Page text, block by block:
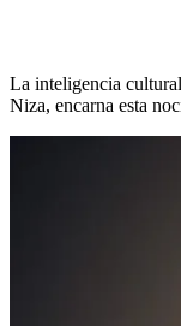
La inteligencia
Niza, encarna esta